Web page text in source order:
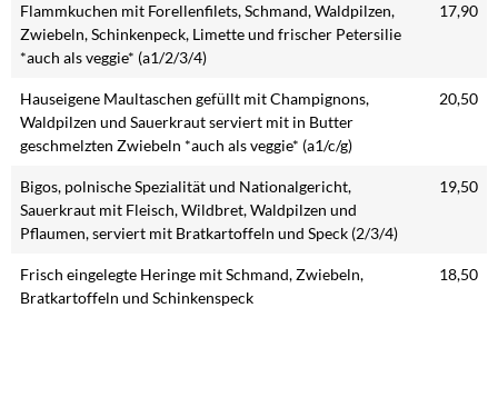
Flammkuchen mit Forellenfilets, Schmand, Waldpilzen,
Zwiebeln, Schinkenpeck, Limette und frischer Petersilie
*auch als veggie* (a1/2/3/4)
17,90
Hauseigene Maultaschen gefüllt mit Champignons,
Waldpilzen und Sauerkraut serviert mit in Butter
geschmelzten Zwiebeln *auch als veggie* (a1/c/g)
20,50
Bigos, polnische Spezialität und Nationalgericht,
Sauerkraut mit Fleisch, Wildbret, Waldpilzen und
Pflaumen, serviert mit Bratkartoffeln und Speck (2/3/4)
19,50
Frisch eingelegte Heringe mit Schmand, Zwiebeln,
Bratkartoffeln und Schinkenspeck
18,50